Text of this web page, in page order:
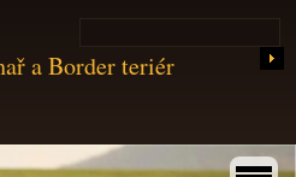
a Border teriér